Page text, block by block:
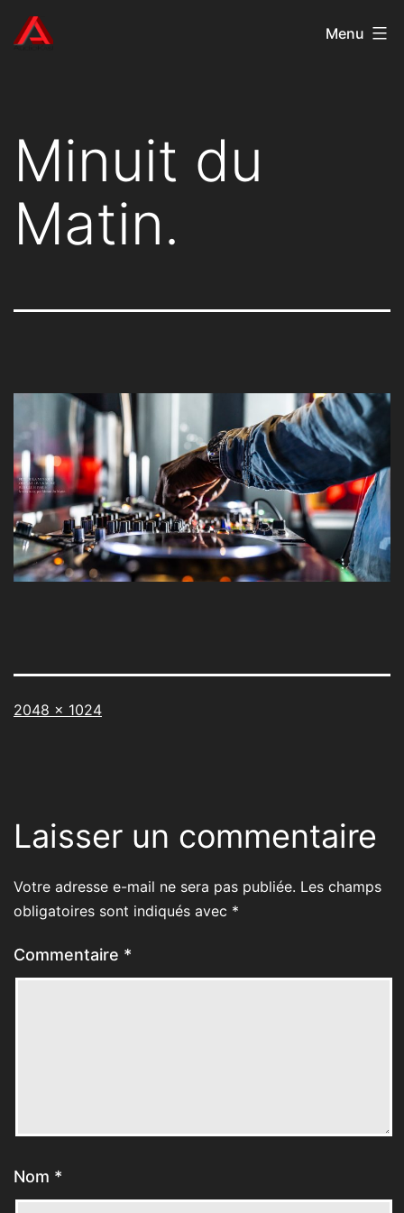
Aller
auAudioKast Menu
Minuit du
Matin.
Taille
2048 × 1024
Laisser un commentaire
Votre adresse e-mail ne sera pas publiée. Les champs
obligatoires sont indiqués avec *
Commentaire *
Nom *